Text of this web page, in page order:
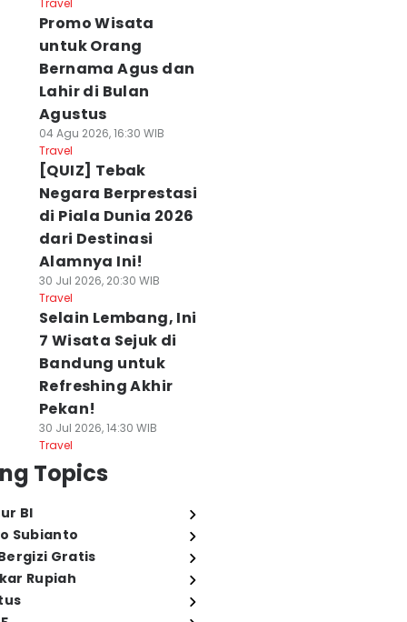
Travel
Promo Wisata
untuk Orang
Bernama Agus dan
Lahir di Bulan
Agustus
04 Agu 2026, 16:30 WIB
Travel
[QUIZ] Tebak
Negara Berprestasi
di Piala Dunia 2026
dari Destinasi
Alamnya Ini!
30 Jul 2026, 20:30 WIB
Travel
Selain Lembang, Ini
7 Wisata Sejuk di
Bandung untuk
Refreshing Akhir
Pekan!
30 Jul 2026, 14:30 WIB
Travel
Topics
BI
Subianto
Gratis
Rupiah